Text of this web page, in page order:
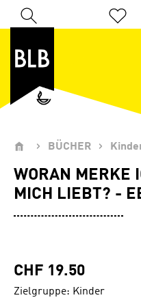
Zum Hauptinhalt springen
Du
BÜCHER
WORAN MERKE
MICH LIEBT? -
CHF 19.50
Zielgruppe: Kinder